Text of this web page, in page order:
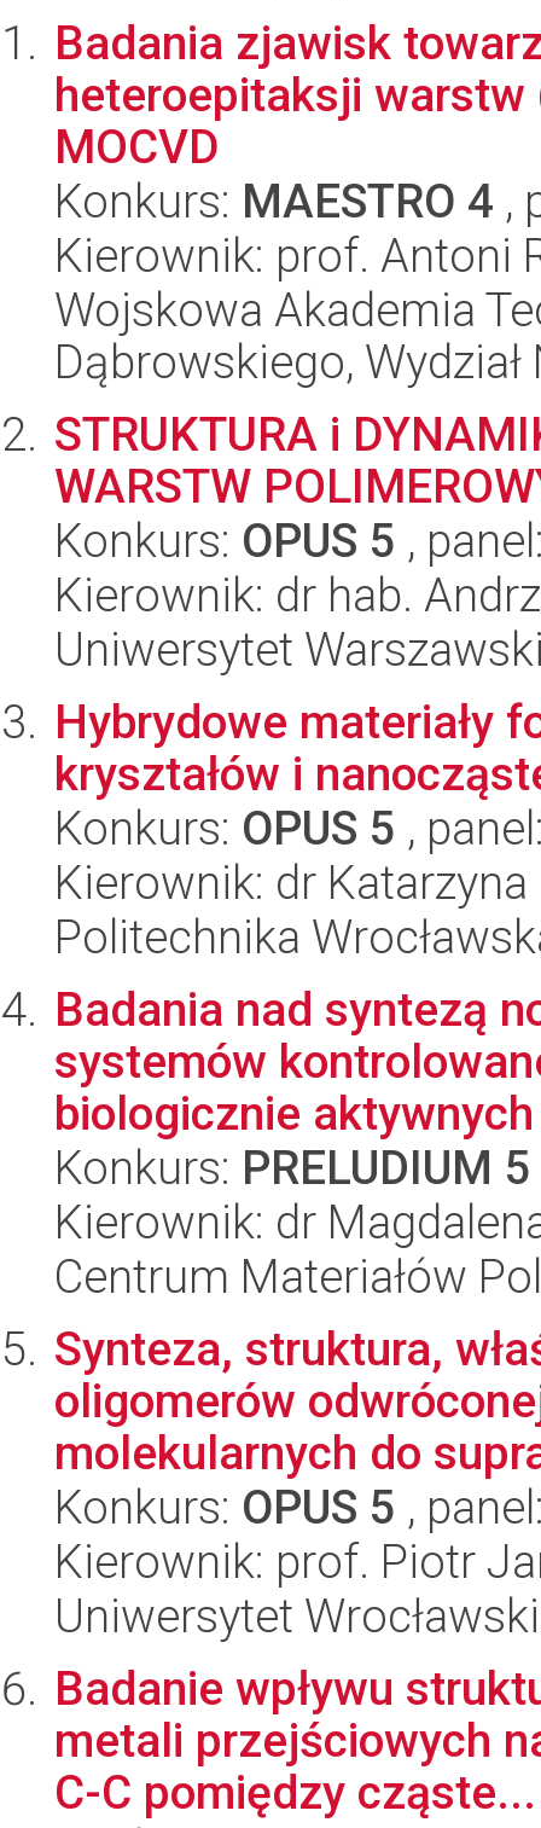
Badania zjawisk
heteroepitaksji warstw
MOCVD
Konkurs: MAESTRO 4 ,
Kierownik: prof. Antoni
Wojskowa Akademia
Dąbrowskiego,
STRUKTURA i
WARSTW
Konkurs: OPUS 5 ,
Kierownik: dr hab.
Uniwersytet
Hybrydowe materiały
kryształów i
Konkurs: OPUS 5 ,
Kierownik: dr
Politechnika
Badania nad syntezą
systemów
biologicznie
Konkurs: PRELUDIUM 5
Kierownik: dr
Centrum Materiałów
Synteza, struktura,
oligomerów
molekularnych do
Konkurs: OPUS 5 ,
Kierownik: prof. Piotr
Uniwersytet
Badanie wpływu
metali przejściowych
C-C pomiędzy cząste...